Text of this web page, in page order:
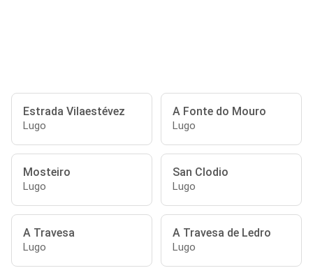
Estrada Vilaestévez
Lugo
A Fonte do Mouro
Lugo
Mosteiro
Lugo
San Clodio
Lugo
A Travesa
Lugo
A Travesa de Ledro
Lugo